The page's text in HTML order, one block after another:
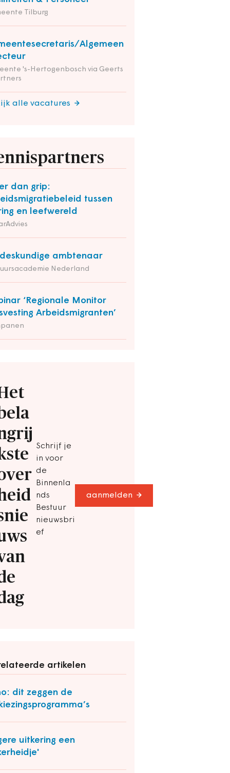
Tilburg
Algemeen
's-Hertogenbosch via Geerts
alle vacatures
dan grip:
tussen
en leefwereld
ambtenaar
Nederland
‘Regionale Monitor
Arbeidsmigranten’
Schrijf je
in voor
de
Binnenla
nds
Bestuur
nieuwsbri
ef
aanmelden
artikelen
dit zeggen de
uitkering een